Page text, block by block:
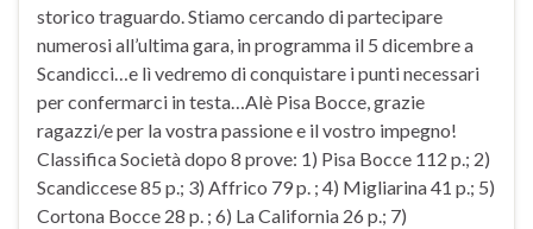
storico traguardo. Stiamo cercando di partecipare
numerosi all’ultima gara, in programma il 5 dicembre a
Scandicci…e lì vedremo di conquistare i punti necessari
per confermarci in testa…Alè Pisa Bocce, grazie
ragazzi/e per la vostra passione e il vostro impegno!
Classifica Società dopo 8 prove: 1) Pisa Bocce 112 p.; 2)
Scandiccese 85 p.; 3) Affrico 79 p. ; 4) Migliarina 41 p.; 5)
Cortona Bocce 28 p. ; 6) La California 26 p.; 7)